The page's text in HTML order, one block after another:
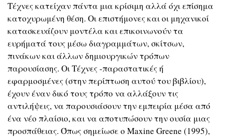
Τέχνες κατείχαν πάντα μια κρίσιμη αλλά όχι επίσημα
κατοχυρωμένη θέση. Οι επιστήμονες και οι μηχανικοί
κατασκευάζουν μοντέλα και επικοινωνούν τα
ευρήματά τους μέσω διαγραμμάτων, σκίτσων,
πινάκων και άλλων δημιουργικών τρόπων
παρουσίασης. Οι Τέχνες -παραστατικές ή
εφαρμοσμένες (στην περίπτωση αυτού του βιβλίου),
έχουν έναν δικό τους τρόπο να αλλάξουν τις
αντιλήψεις, να παρουσιάσουν την εμπειρία μέσα από
ένα νέο πλαίσιο, και να αποτυπώσουν την ουσία μιας
προσπάθειας. Όπως σημείωσε ο Maxine Greene (1995),